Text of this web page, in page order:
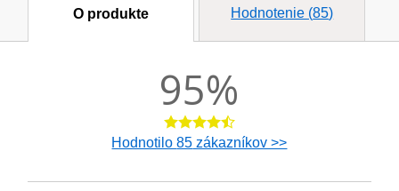
O produkte Hodnotenie (85)
95%
Hodnotilo85 zákazníkov >>